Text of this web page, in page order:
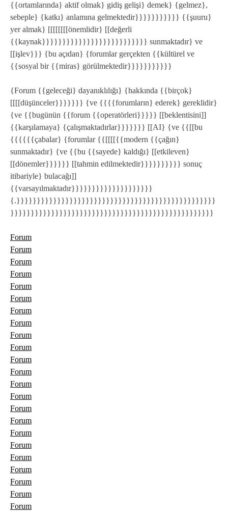
{{ortamlarında} aktif olmak} gidiş gelişi} demek} {gelmez},
sebeple} {katkı} anlamına gelmektedir}}}}}}}}}}} {{şuuru}
yer almak} [[[[[[[[önemlidir} [[değerli
{{kaynak}}}}}}}}}}}}}}}}}}}}}}}}}} sunmaktadır} ve
[[işlev}}} {bu açıdan} {forumlar gerçekten {{kültürel ve
{{sosyal bir {{miras} görülmektedir}}}}}}}}}}}
{Forum {{geleceği} dayanıklılığı} {hakkında {{birçok}
[[[[düşünceler}}}}}}} {ve {{{{forumların} ederek} gereklidir}
{ve {{bugünün {{forum {{operatörleri}}}}} [[beklentisini]]
{{karşılamaya} {çalışmaktadırlar}}}}}}} [[AI} {ve {{[[bu
{{{{{{çabalar} {forumlar {{[[[[{{modern {{çağın}
sunmaktadır} {ve {{bu {{sayede} kaldığı} [[etkileven}
[[dönemler}}}}}} [[tahmin edilmektedir}}}}}}}}}} sonuç
itibariyle} bulacağı]]
{{varsayılmaktadır}}}}}}}}}}}}}}}}}}}}
{.}}}}}}}}}}}}}}}}}}}}}}}}}}}}}}}}}}}}}}}}}}}}}}}}}
}}}}}}}}}}}}}}}}}}}}}}}}}}}}}}}}}}}}}}}}}}}}}}}}}}
Forum
Forum
Forum
Forum
Forum
Forum
Forum
Forum
Forum
Forum
Forum
Forum
Forum
Forum
Forum
Forum
Forum
Forum
Forum
Forum
Forum
Forum
Forum